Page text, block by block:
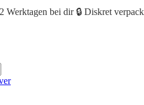
Werktagen bei dir 🔒 Diskret